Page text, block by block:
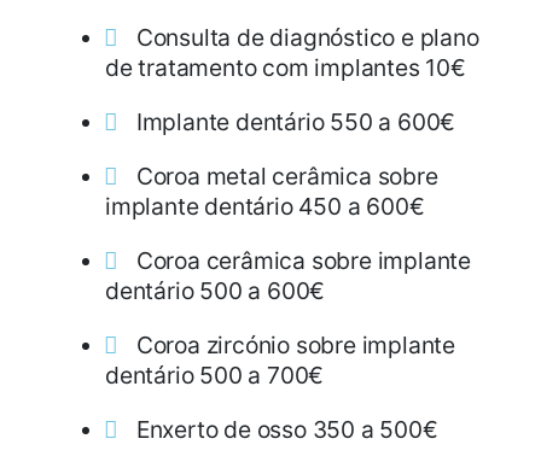
Consulta de diagnóstico e plano
de tratamento com implantes 10€
Implante dentário 550 a 600€
Coroa metal cerâmica sobre
implante dentário 450 a 600€
Coroa cerâmica sobre implante
dentário 500 a 600€
Coroa zircónio sobre implante
dentário 500 a 700€
Enxerto de osso 350 a 500€